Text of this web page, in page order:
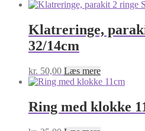
Klatreringe,
32/14cm
kr. 50,00 Læs mere
Ring med klokke